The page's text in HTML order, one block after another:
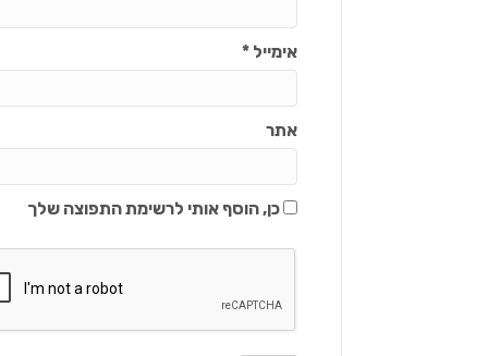
אימייל*
אתר
כן, הוסף אותי לרשימת התפוצה שלך